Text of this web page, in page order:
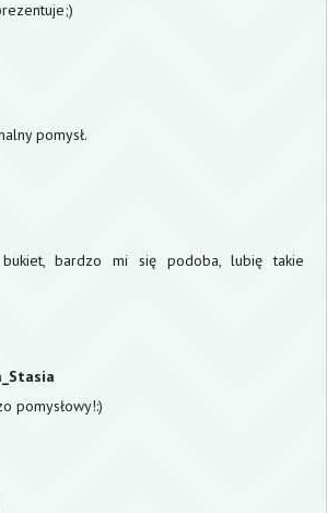
pomysł.
bardzo mi się podoba, lubię takie
pomysłowy!:)